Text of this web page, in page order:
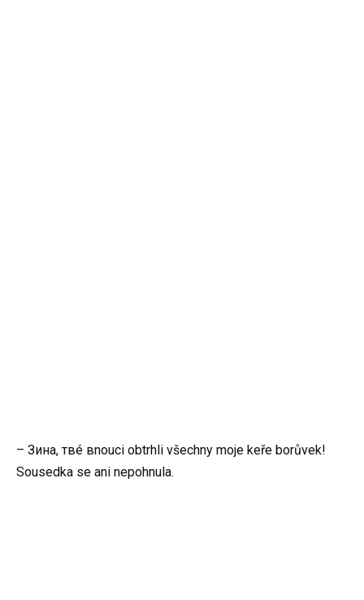
– Зина, твé вnouci obtrhli všechny moje keře borůvek!
Sousedka se ani nepohnula.